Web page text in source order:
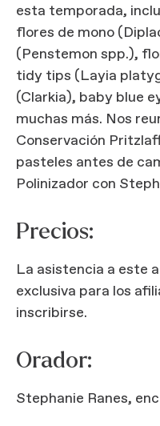
esta temporada,
flores de mono
(Penstemon spp.),
tidy tips (Layia
(Clarkia), baby blue
muchas más. Nos
Conservación
pasteles antes de
Polinizador con
Precios:
La asistencia a este
exclusiva para los
inscribirse.
Orador:
Stephanie Ranes,